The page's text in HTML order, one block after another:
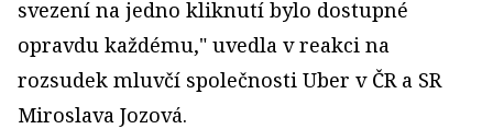
svezení na jedno kliknutí bylo dostupné
opravdu každému," uvedla v reakci na
rozsudek mluvčí společnosti Uber v ČR a SR
Miroslava Jozová.